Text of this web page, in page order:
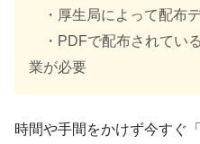
・厚生局によって配布
・PDFで配布されてい
業が必要
時間や手間をかけず今すぐ